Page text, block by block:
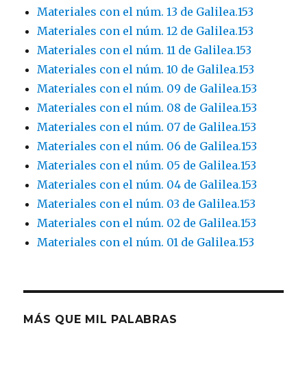
Materiales con el núm. 13 de Galilea.153
Materiales con el núm. 12 de Galilea.153
Materiales con el núm. 11 de Galilea.153
Materiales con el núm. 10 de Galilea.153
Materiales con el núm. 09 de Galilea.153
Materiales con el núm. 08 de Galilea.153
Materiales con el núm. 07 de Galilea.153
Materiales con el núm. 06 de Galilea.153
Materiales con el núm. 05 de Galilea.153
Materiales con el núm. 04 de Galilea.153
Materiales con el núm. 03 de Galilea.153
Materiales con el núm. 02 de Galilea.153
Materiales con el núm. 01 de Galilea.153
MÁS QUE MIL PALABRAS